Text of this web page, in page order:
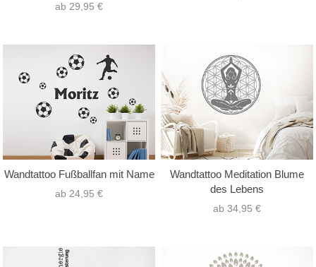
ab 29,95 €
Wandtattoo Fußballfan mit Name
ab 24,95 €
Wandtattoo Meditation Blume
des Lebens
ab 34,95 €